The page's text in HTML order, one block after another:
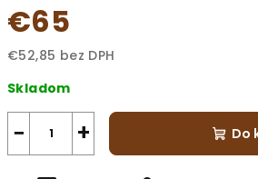
€65
€52,85 bez DPH
cena:
Skladom
+
− Do